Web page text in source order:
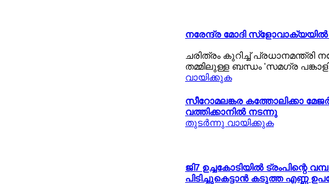
നരേന്ദ്ര മോദി സ്ളോവാക്യയില്‍
ചരിത്രം കുറിച്ച്
തമ്മിലുള്ള ബന്ധം 'സമഗ്ര
വായിക്കുക
സീറോമലങ്കര കത്തോലിക്കാ
വത്തിക്കാനില്‍ നടന്നു
തുടര്‍ന്നു വായിക്കുക
ജി7 ഉച്ചകോടിയില്‍
പിടിച്ചുകെട്ടാന്‍ കടുത്ത എണ്ണ